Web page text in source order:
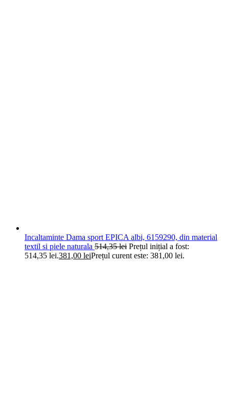
Incaltaminte Dama sport EPICA albi, 6159290, din material
textil si piele naturala 514,35lei Prețul inițial a fost:
514,35 lei.381,00 leiPrețul curent este: 381,00 lei.